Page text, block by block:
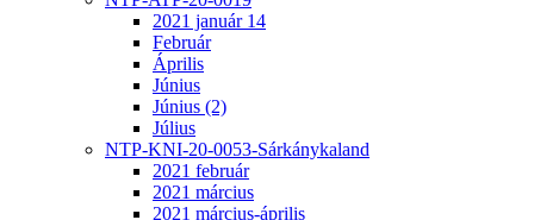
2021 január 14
Február
Április
Június
Június (2)
Július
NTP-KNI-20-0053-Sárkánykaland
2021 február
2021 március
2021 március-április